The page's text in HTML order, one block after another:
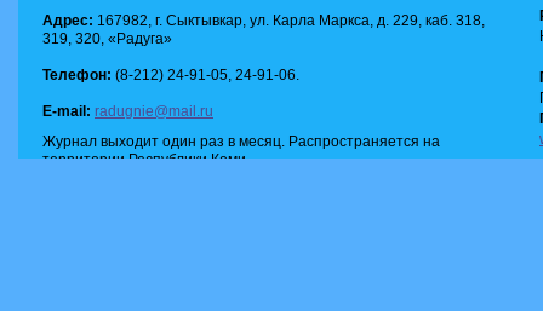
Адрес: 167982, г. Сыктывкар, ул. Карла Маркса, д. 229, каб. 318,
319, 320, «Радуга»
Телефон: (8-212) 24-91-05, 24-91-06.
E-mail: radugnie@mail.ru
Журнал выходит один раз в месяц. Распространяется на
территории Республики Коми.